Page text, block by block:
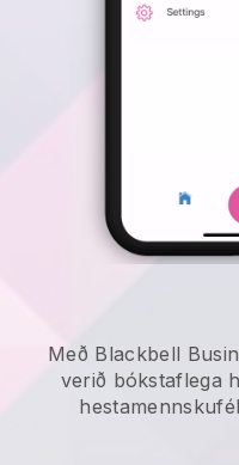
Með Blackbell
verið bókstaflega